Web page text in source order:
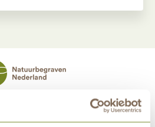
in de natuur mogelijk samen met